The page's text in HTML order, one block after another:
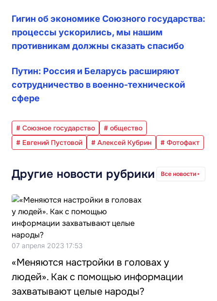
Гигин об экономике Союзного государства:
процессы ускорились, мы нашим
противникам должны сказать спасибо
Путин: Россия и Беларусь расширяют
сотрудничество в военно-технической
сфере
# Союзное государство
# общество
# Евгений Пустовой
# Алексей Кубрин # Фотофакт
Другие новости рубрики Все новости
07 апреля 2023 17:53
«Меняются настройки в головах у
людей». Как с помощью информации
захватывают целые народы?